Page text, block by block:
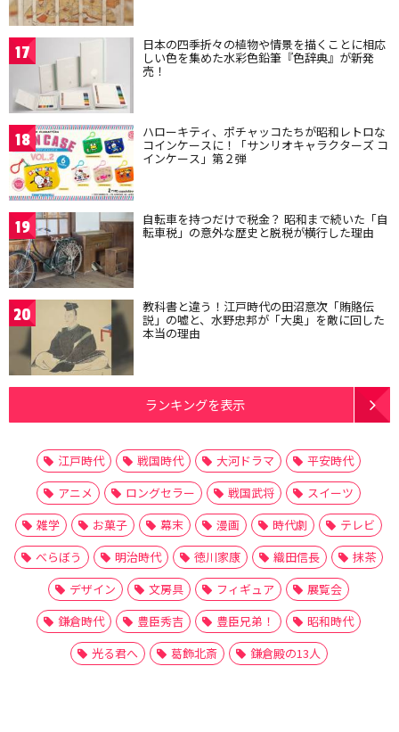
17 日本の四季折々の植物や情景を描くことに相応
しい色を集めた水彩色鉛筆『色辞典』が新発
売！
18 ハローキティ、ポチャッコたちが昭和レトロな
コインケースに！「サンリオキャラクターズ コ
インケース」第２弾
19 自転車を持つだけで税金？ 昭和まで続いた「自
転車税」の意外な歴史と脱税が横行した理由
20 教科書と違う！江戸時代の田沼意次「賄賂伝
説」の嘘と、水野忠邦が「大奥」を敵に回した
本当の理由
ランキングを表示
江戸時代 戦国時代 大河ドラマ
平安時代
アニメ
ロングセラー 戦国武将
スイーツ
雑学
お菓子 幕末 漫画 時代劇
テレビ
べらぼう
明治時代 徳川家康 織田信長
抹茶
デザイン
文房具 フィギュア
展覧会
鎌倉時代
豊臣秀吉 豊臣兄弟！
昭和時代
光る君へ
葛飾北斎 鎌倉殿の13人